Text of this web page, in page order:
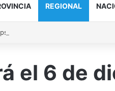
REGIONAL
el 6 de